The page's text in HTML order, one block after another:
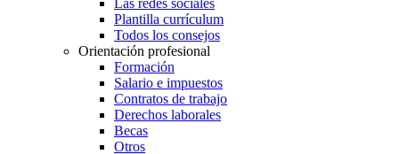
Las redes sociales
Plantilla currículum
Todos los consejos
Orientación profesional
Formación
Salario e impuestos
Contratos de trabajo
Derechos laborales
Becas
Otros